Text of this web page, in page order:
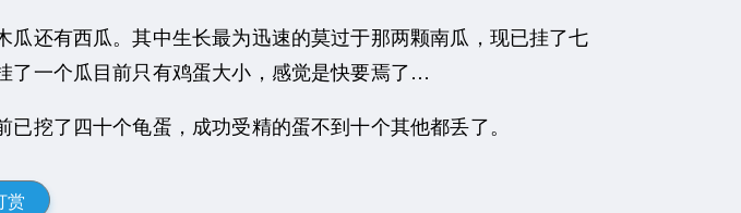
有西瓜。其中生长最为迅速的莫过于那两颗南瓜，现已挂了七
了一个瓜目前只有鸡蛋大小，感觉是快要焉了…
了四十个龟蛋，成功受精的蛋不到十个其他都丢了。
赏